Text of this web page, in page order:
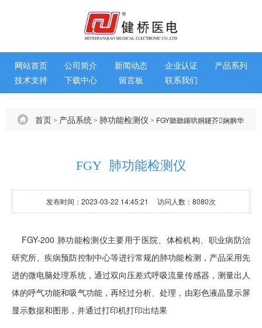
网站首页 公司简介 新闻动态 企业认证
产品系列
技术支持
下载中心 留言板 联系我们
首页 > 产品系统 > 肺功能检测仪 > FGY聽聽鑲哄姛鑳芥娴嬩华
FGY 肺功能检测仪
发布时间：2023-03-22 14:45:21 访问人数：8080次
FGY-200 肺功能检测仪主要用于医院、体检机构、职业病防治
研究所、疾病预防控制中心等进行常规的肺功能检测，产品采用先
进的微电脑处理系统，通过双向压差式呼吸流量传感器，测量出人
体的呼气功能和吸气功能，再经过分析、处理，由彩色液晶显示屏
显示数据和图形，并通过打印机打印出结果